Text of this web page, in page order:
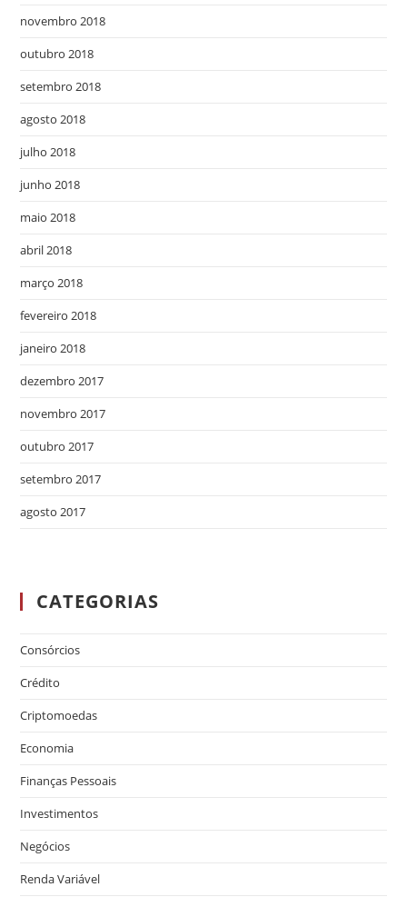
novembro 2018
outubro 2018
setembro 2018
agosto 2018
julho 2018
junho 2018
maio 2018
abril 2018
março 2018
fevereiro 2018
janeiro 2018
dezembro 2017
novembro 2017
outubro 2017
setembro 2017
agosto 2017
CATEGORIAS
Consórcios
Crédito
Criptomoedas
Economia
Finanças Pessoais
Investimentos
Negócios
Renda Variável